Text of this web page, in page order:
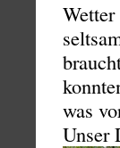
was
Unser